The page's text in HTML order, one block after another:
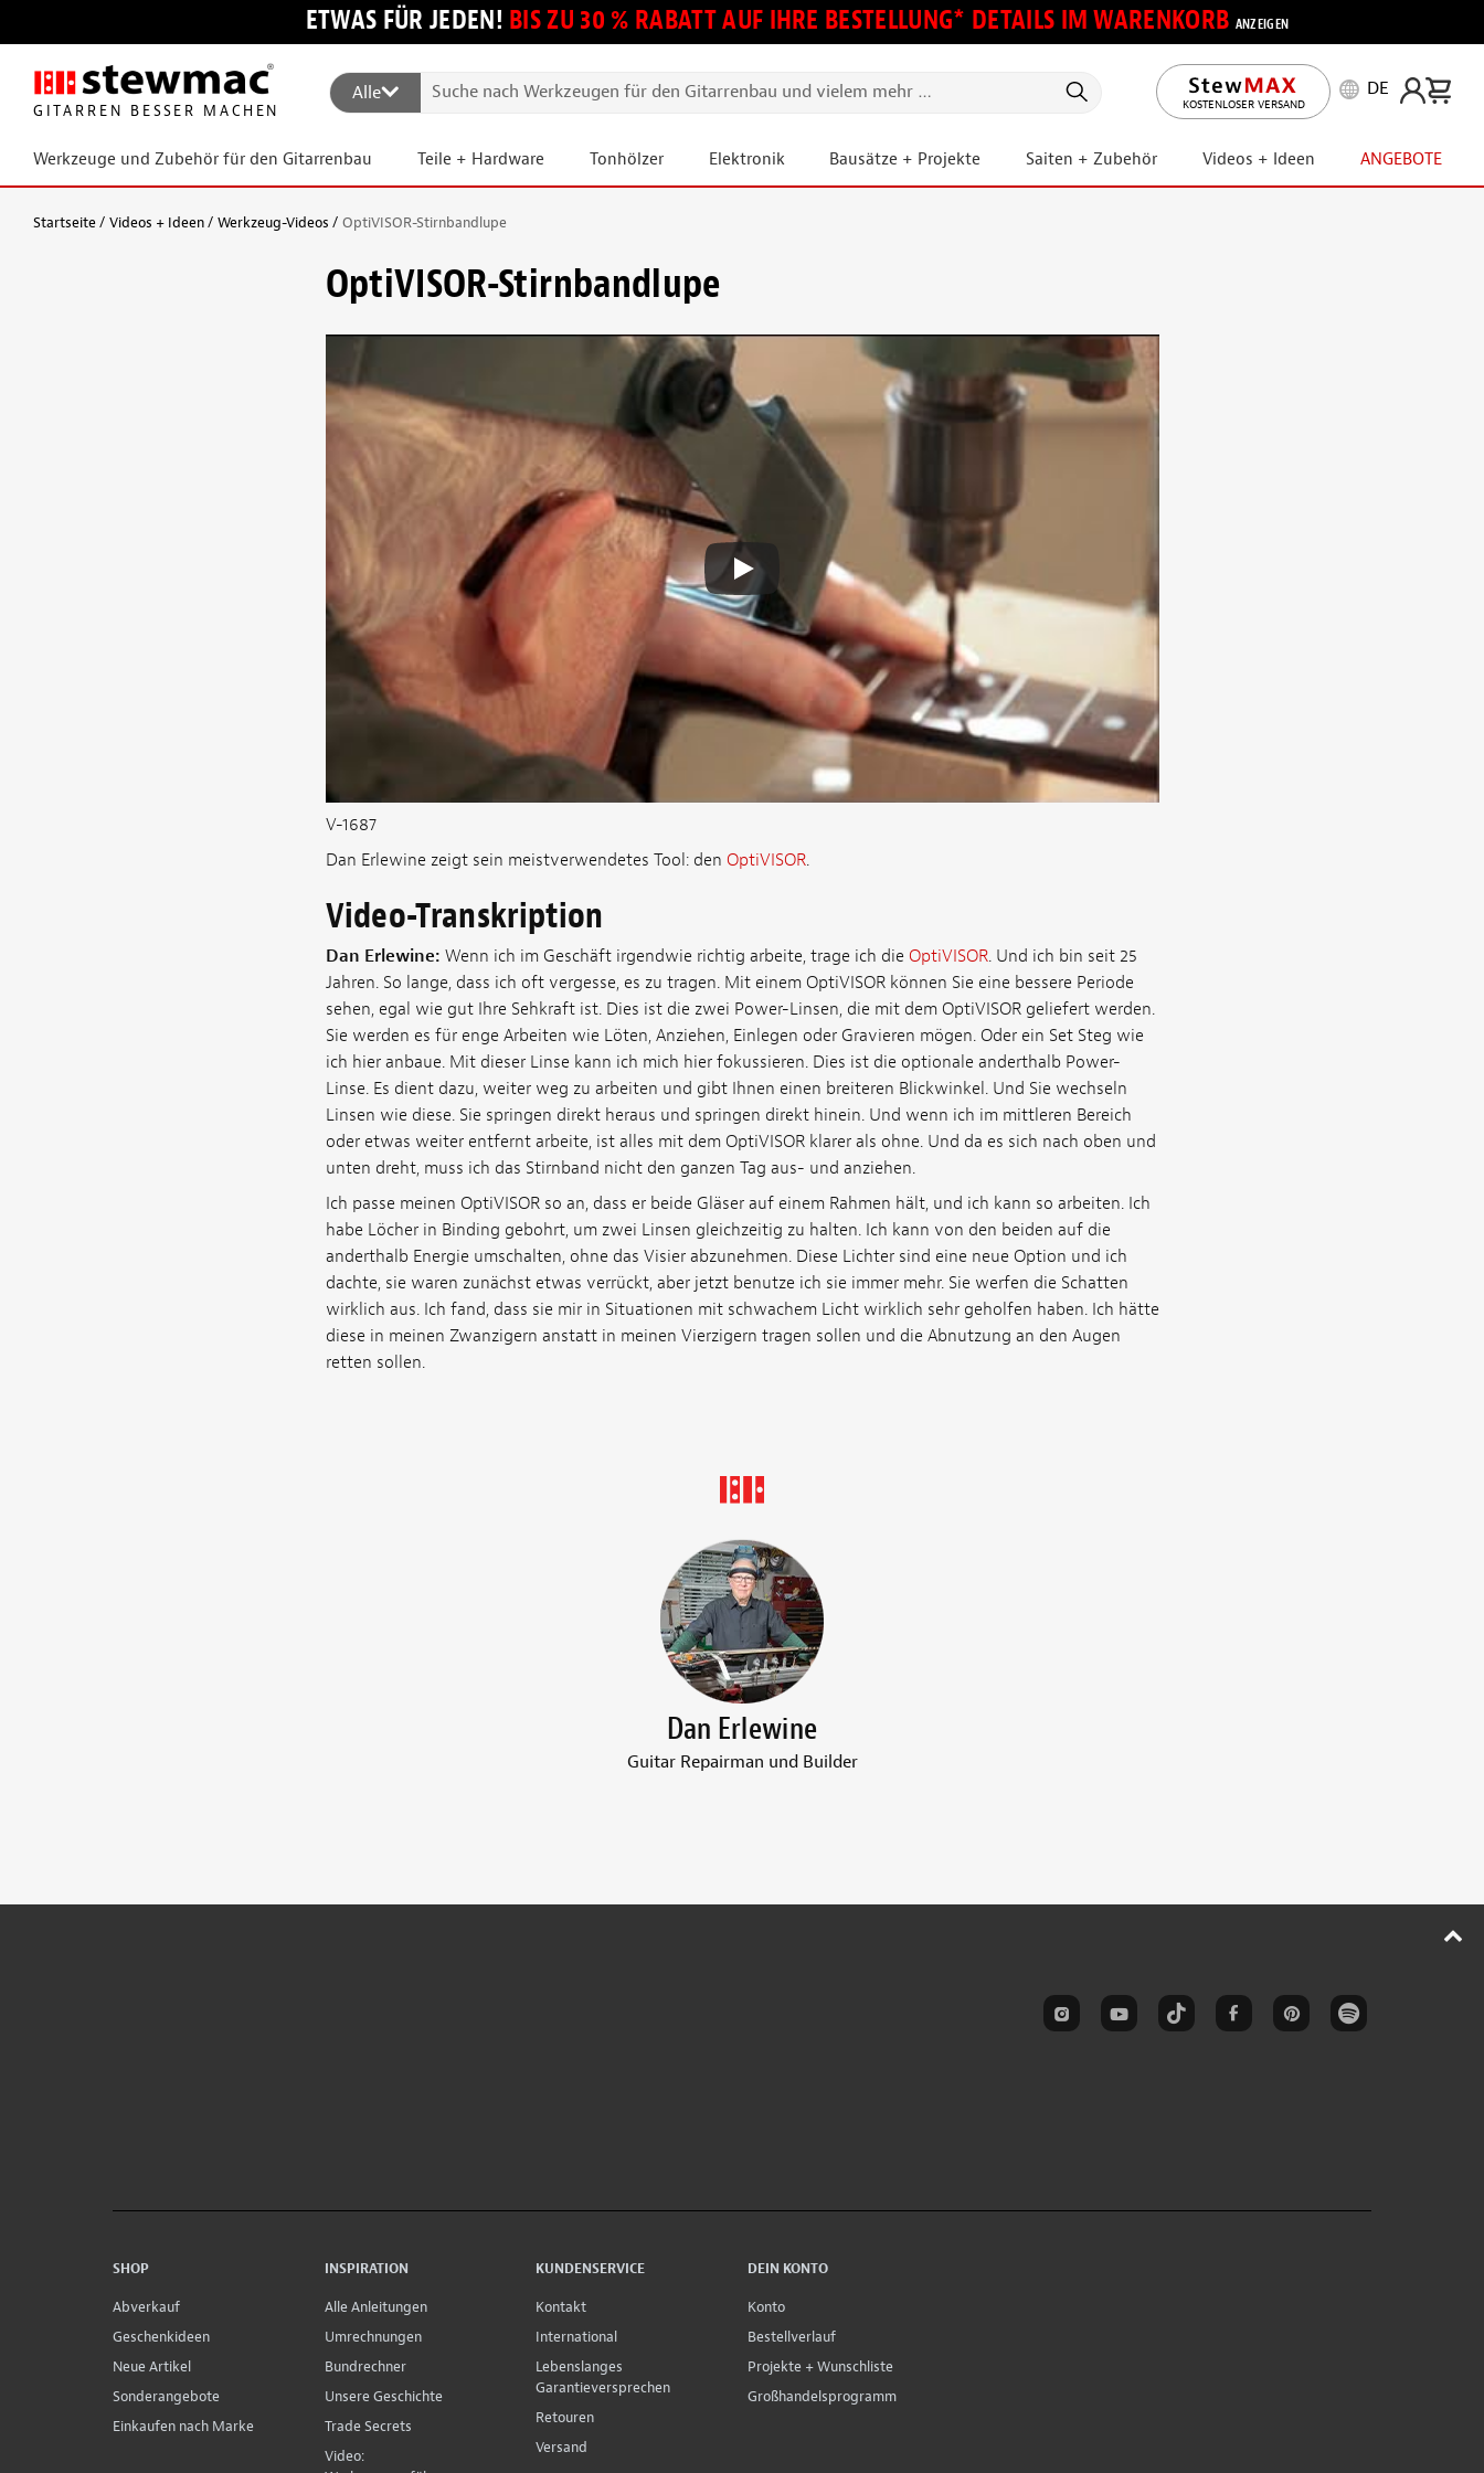
ETWAS FÜR JEDEN! BIS ZU 30 % RABATT AUF IHRE BESTELLUNG* DETAILS IM WARENKORB ANZEIGEN
GITARREN BESSER MACHEN
Alle
KOSTENLOSER VERSAND
DE
Werkzeuge und Zubehör für den Gitarrenbau Teile + Hardware Tonhölzer Elektronik Bausätze + Projekte Saiten + Zubehör Videos + Ideen ANGEBOTE
Startseite Videos + Ideen Werkzeug-Videos OptiVISOR-Stirnbandlupe
OptiVISOR-Stirnbandlupe
V-1687
Dan Erlewine zeigt sein meistverwendetes Tool: den OptiVISOR.
Video-Transkription
Dan Erlewine: Wenn ich im Geschäft irgendwie richtig arbeite, trage ich die OptiVISOR. Und ich bin seit 25
Jahren. So lange, dass ich oft vergesse, es zu tragen. Mit einem OptiVISOR können Sie eine bessere Periode
sehen, egal wie gut Ihre Sehkraft ist. Dies ist die zwei Power-Linsen, die mit dem OptiVISOR geliefert werden.
Sie werden es für enge Arbeiten wie Löten, Anziehen, Einlegen oder Gravieren mögen. Oder ein Set Steg wie
ich hier anbaue. Mit dieser Linse kann ich mich hier fokussieren. Dies ist die optionale anderthalb Power-
Linse. Es dient dazu, weiter weg zu arbeiten und gibt Ihnen einen breiteren Blickwinkel. Und Sie wechseln
Linsen wie diese. Sie springen direkt heraus und springen direkt hinein. Und wenn ich im mittleren Bereich
oder etwas weiter entfernt arbeite, ist alles mit dem OptiVISOR klarer als ohne. Und da es sich nach oben und
unten dreht, muss ich das Stirnband nicht den ganzen Tag aus- und anziehen.
Ich passe meinen OptiVISOR so an, dass er beide Gläser auf einem Rahmen hält, und ich kann so arbeiten. Ich
habe Löcher in Binding gebohrt, um zwei Linsen gleichzeitig zu halten. Ich kann von den beiden auf die
anderthalb Energie umschalten, ohne das Visier abzunehmen. Diese Lichter sind eine neue Option und ich
dachte, sie waren zunächst etwas verrückt, aber jetzt benutze ich sie immer mehr. Sie werfen die Schatten
wirklich aus. Ich fand, dass sie mir in Situationen mit schwachem Licht wirklich sehr geholfen haben. Ich hätte
diese in meinen Zwanzigern anstatt in meinen Vierzigern tragen sollen und die Abnutzung an den Augen
retten sollen.
Dan Erlewine
Guitar Repairman und Builder
SHOP
Abverkauf
Geschenkideen
Neue Artikel
Sonderangebote
Einkaufen nach Marke
INSPIRATION
Alle Anleitungen
Umrechnungen
Bundrechner
Unsere Geschichte
Trade Secrets
Video:
KUNDENSERVICE
Kontakt
International
Lebenslanges
Garantieversprechen
Retouren
Versand
DEIN KONTO
Konto
Bestellverlauf
Projekte + Wunschliste
Großhandelsprogramm